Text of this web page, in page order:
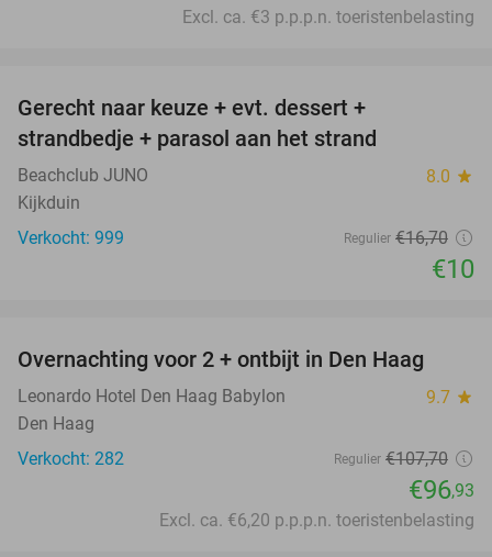
Excl. ca. €3 p.p.p.n. toeristenbelasting
Gerecht naar keuze + evt. dessert +
strandbedje + parasol aan het strand
Beachclub JUNO 8.0 star
Kijkduin
Verkocht: 999
Regulier €16,70
€10
Overnachting voor 2 + ontbijt in Den Haag
Leonardo Hotel Den Haag Babylon 9.7 star
Den Haag
Verkocht: 282
Regulier €107,70
€96,93
Excl. ca. €6,20 p.p.p.n. toeristenbelasting